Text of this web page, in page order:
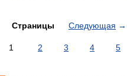
Страницы Следующая →
1 2 3 4 5